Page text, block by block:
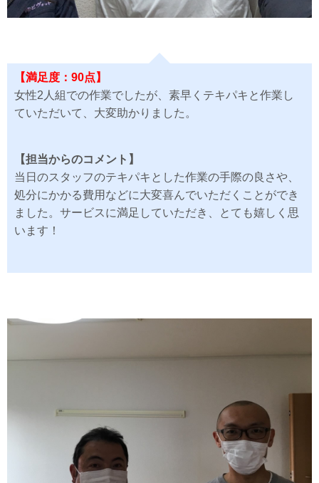
【満足度：90点】
女性2人組での作業でしたが、素早くテキパキと作業し
ていただいて、大変助かりました。
【担当からのコメント】
当日のスタッフのテキパキとした作業の手際の良さや、
処分にかかる費用などに大変喜んでいただくことができ
ました。サービスに満足していただき、とても嬉しく思
います！